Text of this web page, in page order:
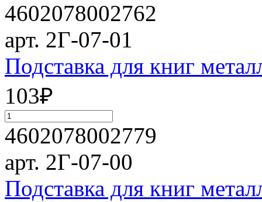
4602078002762
арт. 2Г-07-01
Подставка для книг
103₽
4602078002779
арт. 2Г-07-00
Подставка для книг